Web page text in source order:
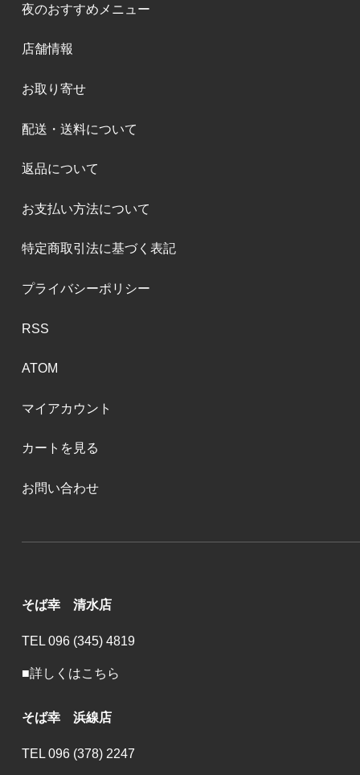
夜のおすすめメニュー
店舗情報
お取り寄せ
配送・送料について
返品について
お支払い方法について
特定商取引法に基づく表記
プライバシーポリシー
RSS
ATOM
マイアカウント
カートを見る
お問い合わせ
そば幸 清水店
TEL 096 (345) 4819
■詳しくはこちら
そば幸 浜線店
TEL 096 (378) 2247